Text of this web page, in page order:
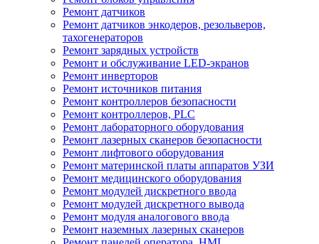
Ремонт датчиков
Ремонт датчиков энкодеров, резольверов,
тахогенераторов
Ремонт зарядных устройств
Ремонт и обслуживание LED-экранов
Ремонт инверторов
Ремонт источников питания
Ремонт контроллеров безопасности
Ремонт контроллеров, PLC
Ремонт лабораторного оборудования
Ремонт лазерных сканеров безопасности
Ремонт лифтового оборудования
Ремонт материнской платы аппаратов УЗИ
Ремонт медицинского оборудования
Ремонт модулей дискретного ввода
Ремонт модулей дискретного вывода
Ремонт модуля аналогового ввода
Ремонт наземных лазерных сканеров